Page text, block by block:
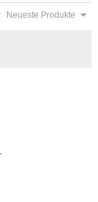
Neueste Produkte